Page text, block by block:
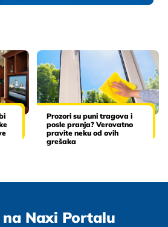
Prozori su puni tragova i
posle pranja? Verovatno
pravite neku od ovih
grešaka
Naxi Portalu